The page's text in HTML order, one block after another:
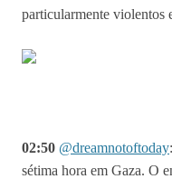
particularmente violentos
02:50 @dreamnotoftoday
sétima hora em Gaza. O